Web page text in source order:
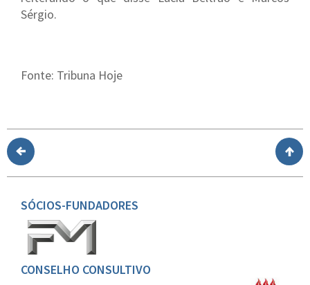
Sérgio.
Fonte: Tribuna Hoje
SÓCIOS-FUNDADORES
CONSELHO CONSULTIVO